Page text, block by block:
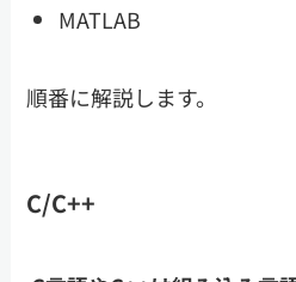
MATLAB
順番に解説します。
C/C++